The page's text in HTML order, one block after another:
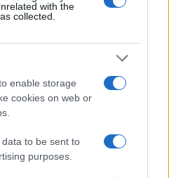
with the
collected.
enable storage
cookies on web or
to be sent to
purposes.